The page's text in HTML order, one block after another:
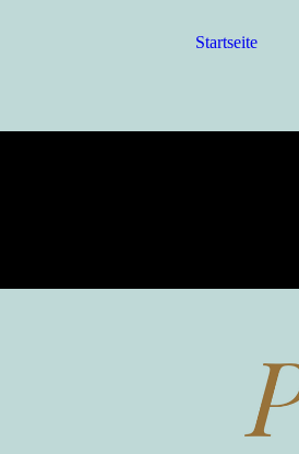
Startseite